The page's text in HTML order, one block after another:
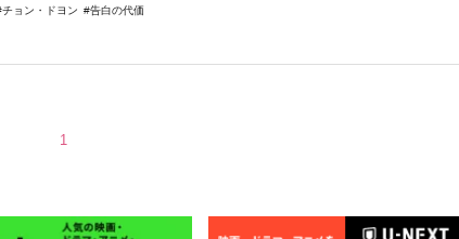
チョン・ドヨン 告白の代価
1